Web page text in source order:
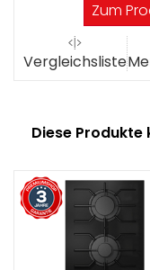
Zum
Vergleichsliste
Diese Produkte